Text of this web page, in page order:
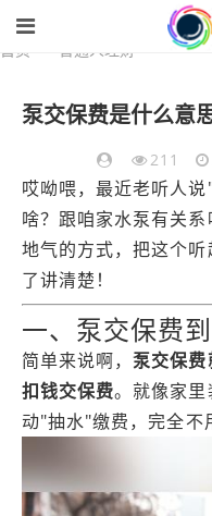
首页 普通人理财
211
哎呦喂，最近老听人
啥？跟咱家水泵有关
地气的方式，把这个
了讲清楚！
一、泵交保费
简单来说啊，泵交保
扣钱交保费。就像家
动"抽水"缴费，完全不